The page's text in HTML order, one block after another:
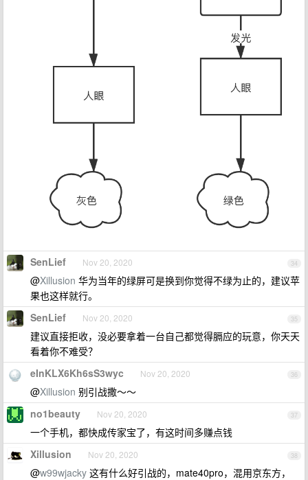
34
SenLief Nov 20, 2020
@Xillusion 华为当年的绿屏可是换到你觉得不绿为止的，建议苹
果也这样就行。
35
SenLief Nov 20, 2020
建议直接拒收，没必要拿着一台自己都觉得膈应的玩意，你天天
看着你不难受？
36
eInKLX6Kh6sS3wyc Nov 20, 2020
@Xillusion 别引战撒～～
37
no1beauty Nov 20, 2020
一个手机，都快成传家宝了，有这时间多赚点钱
38
Xillusion Nov 20, 2020
@w99wjacky 这有什么好引战的，mate40pro，混用京东方，